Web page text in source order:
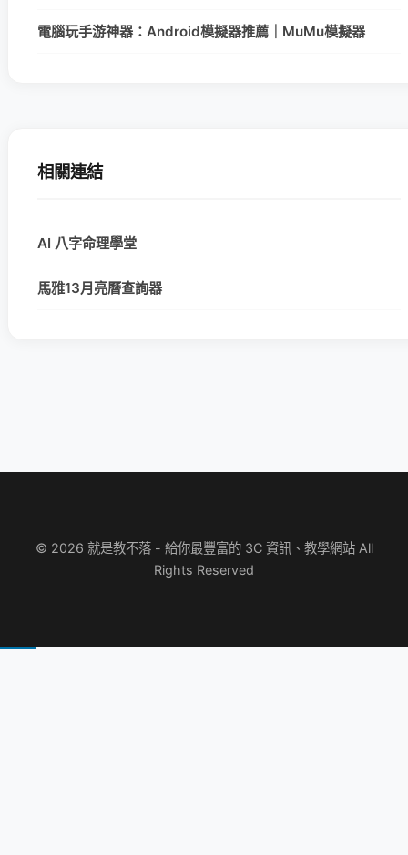
電腦玩手游神器：Android模擬器推薦｜MuMu模擬器
相關連結
AI 八字命理學堂
馬雅13月亮曆查詢器
© 2026 就是教不落 - 給你最豐富的 3C 資訊、教學網站 All
Rights Reserved